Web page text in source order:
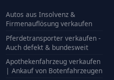
Autos aus Insolvenz &
Firmenauflösung verkaufen
Pferdetransporter verkaufen -
Auch defekt & bundesweit
Apothekenfahrzeug verkaufen
| Ankauf von Botenfahrzeugen